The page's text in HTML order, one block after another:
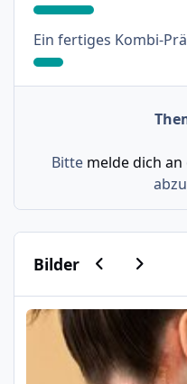
Ein fertiges Kombi-
Bitte melde dich an
BilderVorherige
Psoriasis am